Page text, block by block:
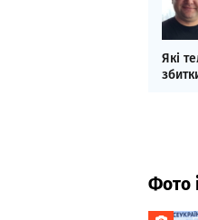
Які
Фото